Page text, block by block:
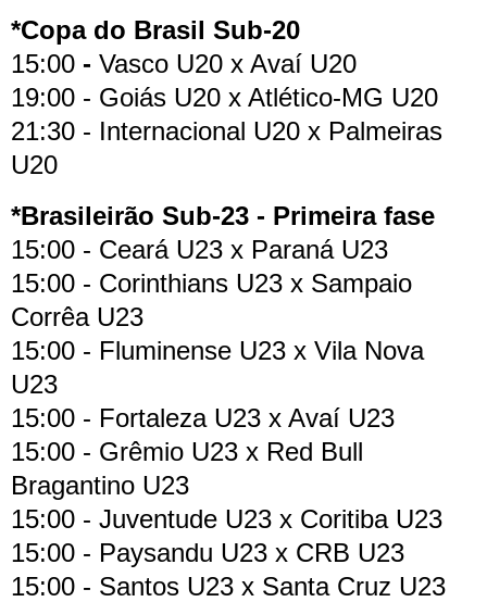
*Copa do Brasil Sub-20
15:00 - Vasco U20 x Avaí U20
19:00 - Goiás U20 x Atlético-MG U20
21:30 - Internacional U20 x Palmeiras
U20
*Brasileirão Sub-23 - Primeira fase
15:00 - Ceará U23 x Paraná U23
15:00 - Corinthians U23 x Sampaio
Corrêa U23
15:00 - Fluminense U23 x Vila Nova
U23
15:00 - Fortaleza U23 x Avaí U23
15:00 - Grêmio U23 x Red Bull
Bragantino U23
15:00 - Juventude U23 x Coritiba U23
15:00 - Paysandu U23 x CRB U23
15:00 - Santos U23 x Santa Cruz U23